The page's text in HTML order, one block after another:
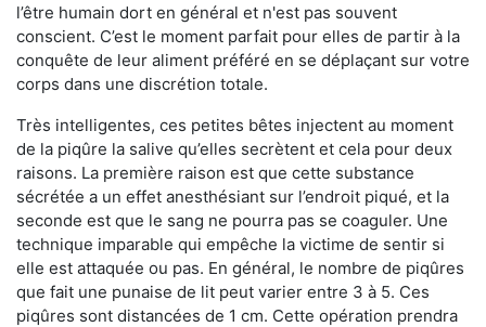
l’être humain dort en général et n'est pas souvent
conscient. C’est le moment parfait pour elles de partir à la
conquête de leur aliment préféré en se déplaçant sur votre
corps dans une discrétion totale.
Très intelligentes, ces petites bêtes injectent au moment
de la piqûre la salive qu’elles secrètent et cela pour deux
raisons. La première raison est que cette substance
sécrétée a un effet anesthésiant sur l’endroit piqué, et la
seconde est que le sang ne pourra pas se coaguler. Une
technique imparable qui empêche la victime de sentir si
elle est attaquée ou pas. En général, le nombre de piqûres
que fait une punaise de lit peut varier entre 3 à 5. Ces
piqûres sont distancées de 1 cm. Cette opération prendra